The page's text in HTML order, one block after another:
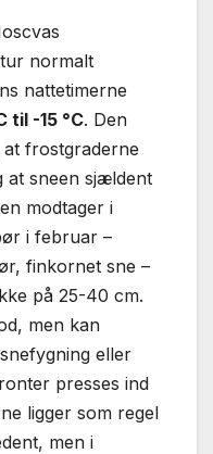
normalt
nattetimerne
til -15 °C. Den
frostgraderne
at sneen sjældent
modtager i
i februar –
finkornet sne –
på 25-40 cm.
men kan
eller
presses ind
ligger som regel
men i